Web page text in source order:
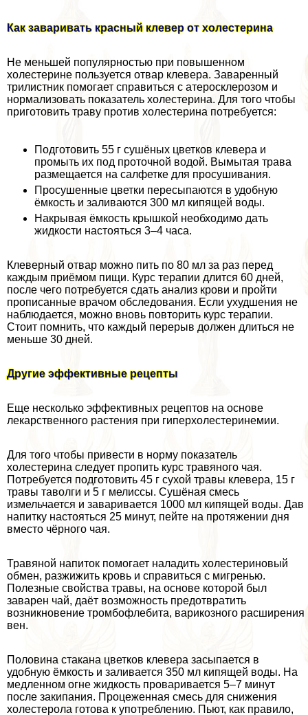
Как заваривать красный клевер от холестерина
Не меньшей популярностью при повышенном
холестерине пользуется отвар клевера. Заваренный
трилистник помогает справиться с атеросклерозом и
нормализовать показатель холестерина. Для того чтобы
приготовить траву против холестерина потребуется:
Подготовить 55 г сушёных цветков клевера и
промыть их под проточной водой. Вымытая трава
размещается на салфетке для просушивания.
Просушенные цветки пересыпаются в удобную
ёмкость и заливаются 300 мл кипящей воды.
Накрывая ёмкость крышкой необходимо дать
жидкости настояться 3–4 часа.
Клеверный отвар можно пить по 80 мл за раз перед
каждым приёмом пищи. Курс терапии длится 60 дней,
после чего потребуется сдать анализ крови и пройти
прописанные врачом обследования. Если ухудшения не
наблюдается, можно вновь повторить курс терапии.
Стоит помнить, что каждый перерыв должен длиться не
меньше 30 дней.
Другие эффективные рецепты
Еще несколько эффективных рецептов на основе
лекарственного растения при гиперхолестеринемии.
Для того чтобы привести в норму показатель
холестерина следует пропить курс травяного чая.
Потребуется подготовить 45 г сухой травы клевера, 15 г
травы таволги и 5 г мелиссы. Сушёная смесь
измельчается и заваривается 1000 мл кипящей воды. Дав
напитку настояться 25 минут, пейте на протяжении дня
вместо чёрного чая.
Травяной напиток помогает наладить холестериновый
обмен, разжижить кровь и справиться с мигренью.
Полезные свойства травы, на основе которой был
заварен чай, даёт возможность предотвратить
возникновение тромбофлебита, варикозного расширения
вен.
Половина стакана цветков клевера засыпается в
удобную ёмкость и заливается 350 мл кипящей воды. На
медленном огне жидкость проваривается 5–7 минут
после закипания. Процеженная смесь для снижения
холестерола готова к употрeблению. Пьют, как правило,